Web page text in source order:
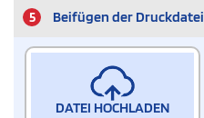
5 Beifügen der Druckdatei
DATEI HOCHLADEN